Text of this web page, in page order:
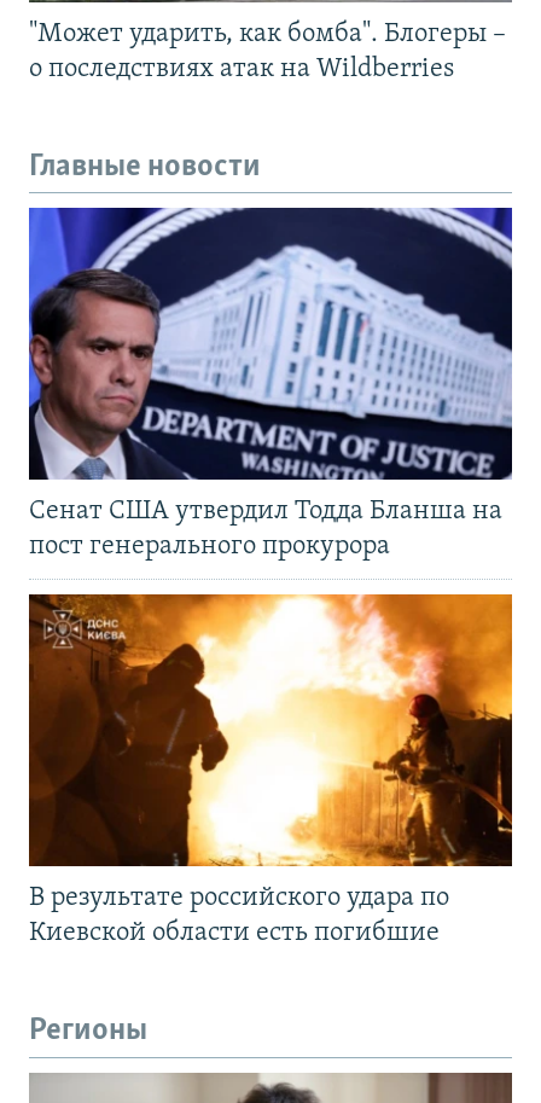
"Может ударить, как бомба". Блогеры –
о последствиях атак на Wildberries
Главные новости
Сенат США утвердил Тодда Бланша на
пост генерального прокурора
В результате российского удара по
Киевской области есть погибшие
Регионы